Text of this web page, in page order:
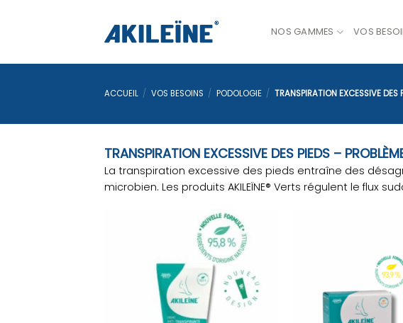
NOS GAMMES VOS
ACCUEIL / VOS BESOINS / PODOLOGIE / TRANSPIRATION EXCESSIVE DES
TRANSPIRATION EXCESSIVE DES PIEDS –
La transpiration excessive des pieds entraîne des
microbien. Les produits AKILEÏNE® Verts régulent le flux